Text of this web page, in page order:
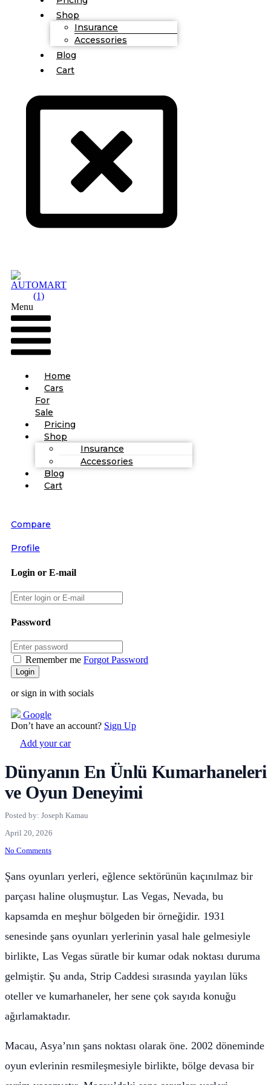
Shop
Insurance
Accessories
Blog
Cart
Menu
Home
Cars
For
Sale
Pricing
Shop
Insurance
Accessories
Blog
Cart
Compare
Profile
Login or E-mail
Password
Remember me Forgot Password
or sign in with socials
Google
Don’t have an account? Sign Up
Add your car
Dünyanın En Ünlü Kumarhaneleri
ve Oyun Deneyimi
Posted by: Joseph Kamau
April 20, 2026
No Comments
Şans oyunları yerleri, eğlence sektörünün kaçınılmaz bir
parçası haline oluşmuştur. Las Vegas, Nevada, bu
kapsamda en meşhur bölgeden bir örneğidir. 1931
senesinde şans oyunları yerlerinin yasal hale gelmesiyle
birlikte, Las Vegas süratle bir kumar odak noktası duruma
gelmiştir. Şu anda, Strip Caddesi sırasında yayılan lüks
oteller ve kumarhaneler, her sene çok sayıda konuğu
ağırlamaktadır.
Macau, Asya’nın şans noktası olarak öne. 2002 döneminde
oyun evlerinin resmileşmesiyle birlikte, bölge devasa bir